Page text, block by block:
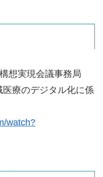
想実現会議事務局
医療のデジタル化に係
watch?